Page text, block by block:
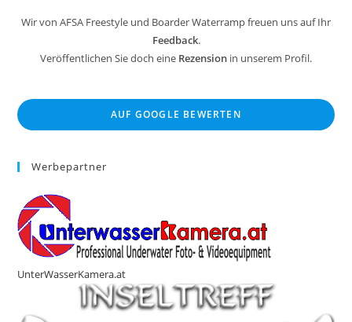
Wir von AFSA Freestyle und Boarder Waterramp freuen uns auf Ihr
Feedback.
Veröffentlichen Sie doch eine Rezension in unserem Profil.
AUF GOOGLE BEWERTEN
Werbepartner
UnterWasserKamera.at